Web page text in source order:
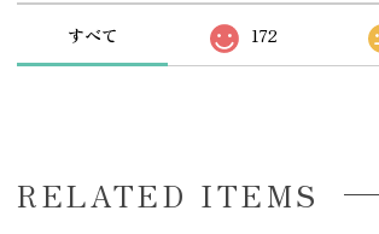
すべて 172
RELATED ITEMS